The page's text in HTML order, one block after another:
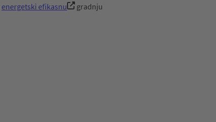
energetski efikasnu
gradnju